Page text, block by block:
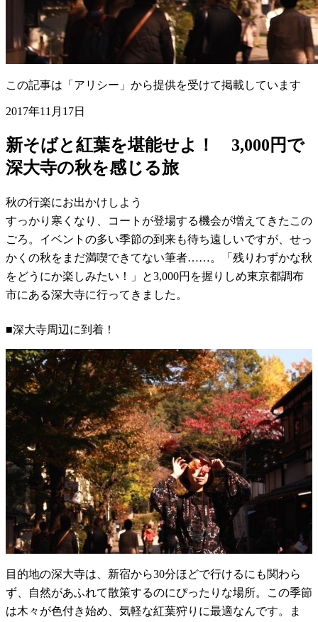
この記事は「アリシー」から提供を受けて掲載しています
2017年11月17日
新そばと紅葉を堪能せよ！ 3,000円で
深大寺の秋を感じる旅
秋の行楽にお出かけしよう
すっかり寒くなり、コートが登場する機会が増えてきたこの
ごろ。イベントの多い季節の到来も待ち遠しいですが、せっ
かくの秋をまだ満喫できてない筆者……。「残りわずかな秋
をどうにか楽しみたい！」と3,000円を握りしめ東京都調布
市にある深大寺に行ってきました。
■深大寺周辺に到着！
目的地の深大寺は、新宿から30分ほどで行けるにも関わら
ず、自然があふれて散策するのにぴったりな場所。この季節
は木々が色付き始め、気軽な紅葉狩りに最適なんです。ま